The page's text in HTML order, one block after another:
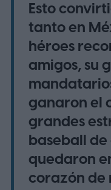
Esto
tanto en
héroes
amigos, su
ganaron el
grandes
baseball
quedaron
corazón de